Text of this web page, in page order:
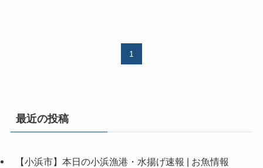
1
最近の投稿
【小浜市】本日の小浜漁港・水揚げ速報 | お魚情報